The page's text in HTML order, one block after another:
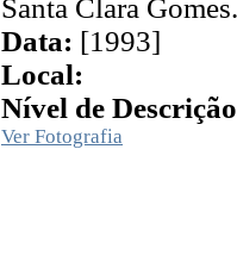
Santa Clara Gomes.
Data: [1993]
Local:
Nível de
Ver Fotografia